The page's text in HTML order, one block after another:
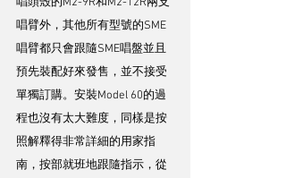
唱頭殼的M2-9R和M2-12R兩支
唱臂外，其他所有型號的SME
唱臂都只會跟隨SME唱盤並且
預先裝配好來發售，並不接受
單獨訂購。安裝Model 60的過
程也沒有太大難度，同樣是按
照解釋得非常詳細的用家指
南，按部就班地跟隨指示，從